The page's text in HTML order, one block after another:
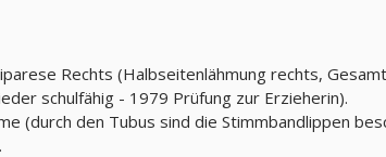
Rechts (Halbseitenlähmung rechts,
schulfähig - 1979 Prüfung zur Erzieherin).
(durch den Tubus sind die Stimmbandlippen